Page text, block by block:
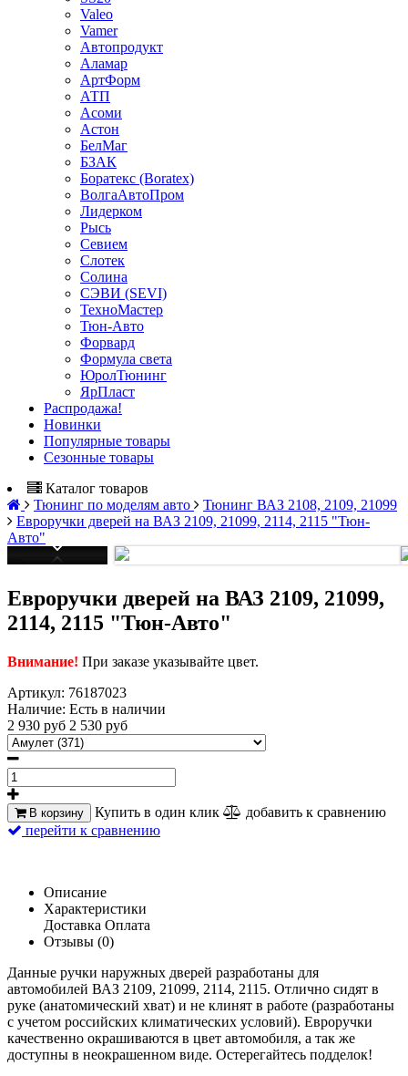
Valeo
Vamer
Автопродукт
Аламар
АртФорм
АТП
Асоми
Астон
БелМаг
БЗАК
Боратекс (Boratex)
ВолгаАвтоПром
Лидерком
Рысь
Севием
Слотек
Солина
СЭВИ (SEVI)
ТехноМастер
Тюн-Авто
Форвард
Формула света
ЮролТюнинг
ЯрПласт
Распродажа!
Новинки
Популярные товары
Сезонные товары
Каталог товаров
Тюнинг по моделям авто
Тюнинг ВАЗ 2108, 2109, 21099
Евроручки дверей на ВАЗ 2109, 21099, 2114, 2115 "Тюн-
Авто"
Евроручки дверей на ВАЗ 2109, 21099,
2114, 2115 "Тюн-Авто"
Внимание! При заказе указывайте цвет.
Артикул: 76187023
Наличие: Есть в наличии
2 930 руб 2 530 руб
В корзину Купить в один клик
добавить к сравнению
перейти к сравнению
Описание
Характеристики
Доставка Оплата
Отзывы (0)
Данные ручки наружных дверей разработаны для
автомобилей ВАЗ 2109, 21099, 2114, 2115. Отлично сидят в
руке (анатомический хват) и не клинят в работе (разработаны
с учетом российских климатических условий). Евроручки
качественно окрашиваются в цвет автомобиля, а так же
доступны в неокрашенном виде. Остерегайтесь подделок!